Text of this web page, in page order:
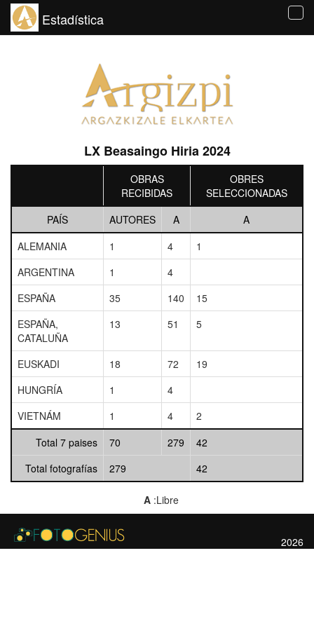
Estadística
LX Beasaingo Hiria 2024
OBRAS
RECIBIDAS
OBRES
SELECCIONADAS
PAÍS
AUTORES A
A
ALEMANIA
1 4
1
ARGENTINA
1
4
ESPAÑA
35 140
15
ESPAÑA,
CATALUÑA
13 51 5
EUSKADI 18 72
19
HUNGRÍA
1
4
VIETNÁM
1 4
2
Total 7 paises
70 279
42
Total fotografías
279 42
A :Libre
2026